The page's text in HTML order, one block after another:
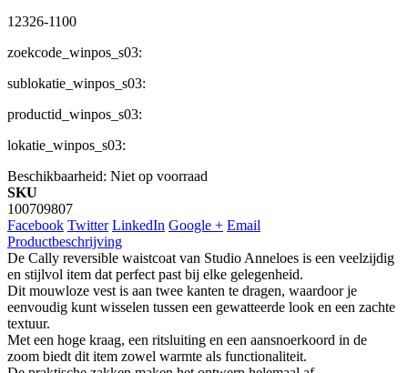
12326-1100
zoekcode_winpos_s03:
sublokatie_winpos_s03:
productid_winpos_s03:
lokatie_winpos_s03:
Beschikbaarheid: Niet op voorraad
SKU
100709807
Facebook Twitter LinkedIn Google + Email
Productbeschrijving
De Cally reversible waistcoat van Studio Anneloes is een veelzijdig
en stijlvol item dat perfect past bij elke gelegenheid.
Dit mouwloze vest is aan twee kanten te dragen, waardoor je
eenvoudig kunt wisselen tussen een gewatteerde look en een zachte
textuur.
Met een hoge kraag, een ritsluiting en een aansnoerkoord in de
zoom biedt dit item zowel warmte als functionaliteit.